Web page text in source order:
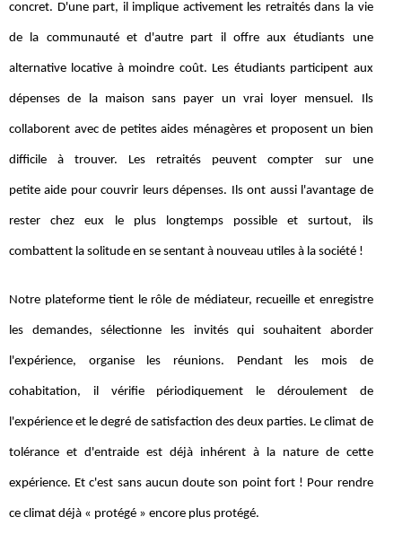
concret. D'une part, il implique activement les retraités dans la vie
de la communauté et d'autre part il offre aux étudiants une
alternative locative à moindre coût. Les étudiants participent aux
dépenses de la maison sans payer un vrai loyer mensuel. Ils
collaborent avec de petites aides ménagères et proposent un bien
difficile à trouver. Les retraités peuvent compter sur une
petite aide pour couvrir leurs dépenses. Ils ont aussi l'avantage de
rester chez eux le plus longtemps possible et surtout, ils
combattent la solitude en se sentant à nouveau utiles à la société !
Notre plateforme tient le rôle de médiateur, recueille et enregistre
les demandes, sélectionne les invités qui souhaitent aborder
l'expérience, organise les réunions. Pendant les mois de
cohabitation, il vérifie périodiquement le déroulement de
l'expérience et le degré de satisfaction des deux parties. Le climat de
tolérance et d'entraide est déjà inhérent à la nature de cette
expérience. Et c'est sans aucun doute son point fort ! Pour rendre
ce climat déjà « protégé » encore plus protégé.